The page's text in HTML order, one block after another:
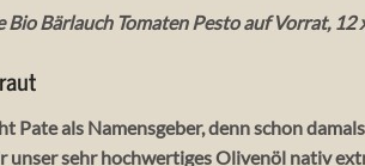
Bio Bärlauch Tomaten Pesto auf Vorrat,
Pate als Namensgeber, denn schon
unser sehr hochwertiges Olivenöl nativ